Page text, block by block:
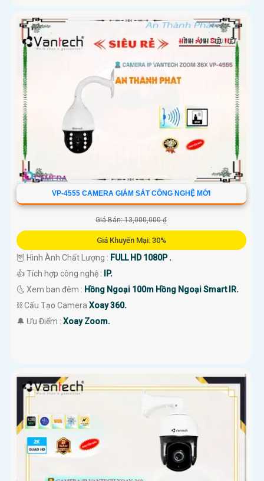
VP-4555 CAMERA GIÁM SÁT CÔNG NGHỆ MỚI
Giá Bán: 13,000,000 ₫
Giá Khuyến Mại: 30%
🦉 Hình Ành Chất Lượng : FULL HD 1080P .
👍 Tích hợp công nghệ :
IP.
🌜 Xem ban đêm : Hồng Ngoại 100m Hồng Ngoại Smart IR.
⛓ Cấu Tạo Camera Xoay 360.
️🔔 Ưu Điểm : Xoay Zoom.